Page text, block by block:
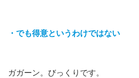
・でも得意というわけではない
ガガーン。びっくりです。